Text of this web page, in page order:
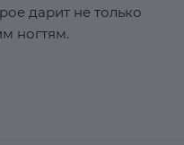
дарит не только
ногтям.